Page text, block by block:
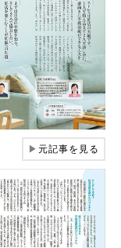
▶元記事を見る